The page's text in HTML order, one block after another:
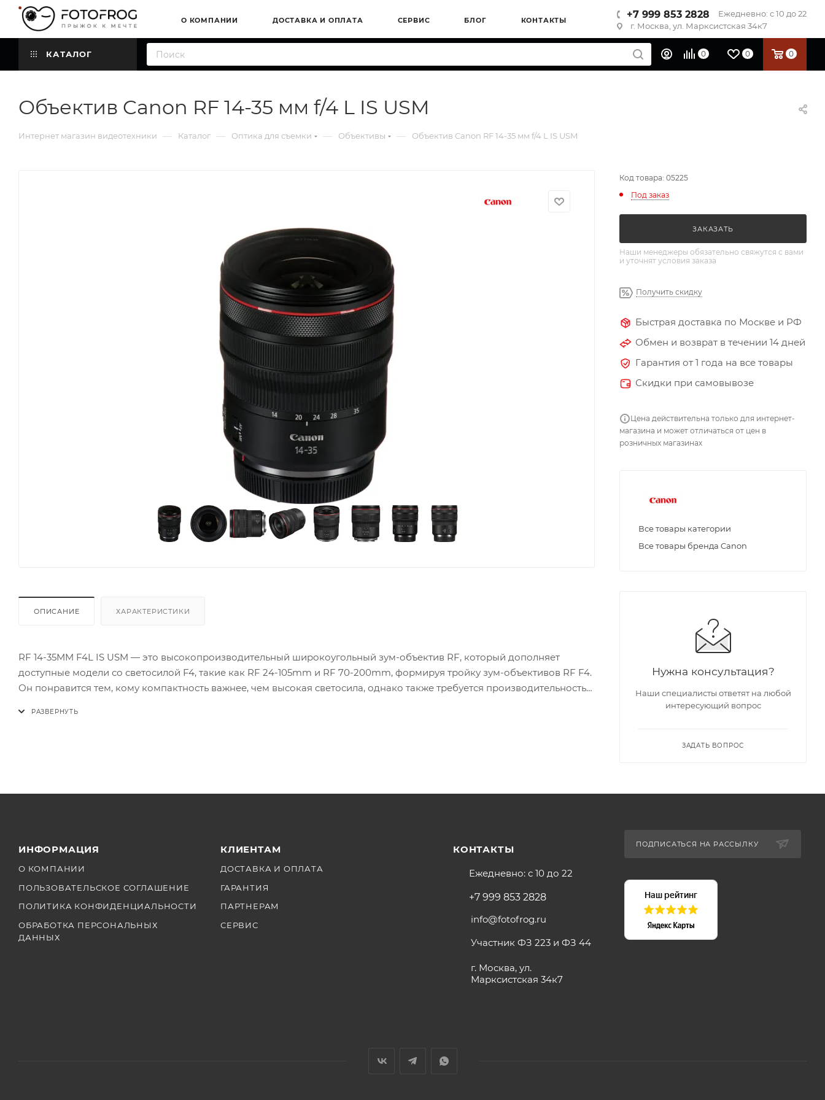
О КОМПАНИИ ДОСТАВКА И ОПЛАТА СЕРВИС БЛОГ КОНТАКТЫ
+7 999 853 2828
Ежедневно: с 10 до 22
г. Москва, ул. Марксистская 34к7
КАТАЛОГ 0 0 0
Объектив Canon RF 14-35 мм f/4 L IS USM
Интернет магазин видеотехники — Каталог — Оптика для съемки — Объективы — Объектив Canon RF 14-35 мм f/4 L IS USM
ОПИСАНИЕ ХАРАКТЕРИСТИКИ
RF 14-35MM F4L IS USM — это высокопроизводительный широкоугольный зум-объектив RF, который дополняет
доступные модели со светосилой F4, такие как RF 24-105mm и RF 70-200mm, формируя тройку зум-объективов RF F4.
Он понравится тем, кому компактность важнее, чем высокая светосила, однако также требуется производительность
Код товара: 05225
Под заказ
ЗАКАЗАТЬ
Наши менеджеры обязательно свяжутся с вами
и уточнят условия заказа
Получить скидку
Быстрая доставка по Москве и РФ
Обмен и возврат в течении 14 дней
Гарантия от 1 года на все товары
Скидки при самовывозе
Цена действительна только для интернет-
магазина и может отличаться от цен в
розничных магазинах
Все товары категории
Все товары бренда Canon
Нужна консультация?
Наши специалисты ответят на любой
интересующий вопрос
ЗАДАТЬ ВОПРОС
ИНФОРМАЦИЯ
О КОМПАНИИ
ПОЛЬЗОВАТЕЛЬСКОЕ СОГЛАШЕНИЕ
ПОЛИТИКА КОНФИДЕНЦИАЛЬНОСТИ
ОБРАБОТКА ПЕРСОНАЛЬНЫХ
ДАННЫХ
КЛИЕНТАМ
ДОСТАВКА И ОПЛАТА
ГАРАНТИЯ
ПАРТНЕРАМ
СЕРВИС
КОНТАКТЫ
Ежедневно: с 10 до 22
+7 999 853 2828
info@fotofrog.ru
Участник ФЗ 223 и ФЗ 44
г. Москва, ул.
Марксистская 34к7
ПОДПИСАТЬСЯ НА РАССЫЛКУ